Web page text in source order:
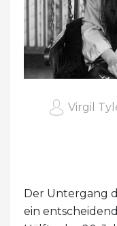
Virgil
Der Untergang
ein